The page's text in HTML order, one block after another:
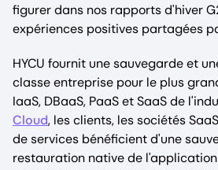
figurer dans nos rapports d'hiver
expériences positives partagées
HYCU fournit une sauvegarde et
classe entreprise pour le plus
IaaS, DBaaS, PaaS et SaaS de
Cloud, les clients, les sociétés
de services bénéficient d'une
restauration native de